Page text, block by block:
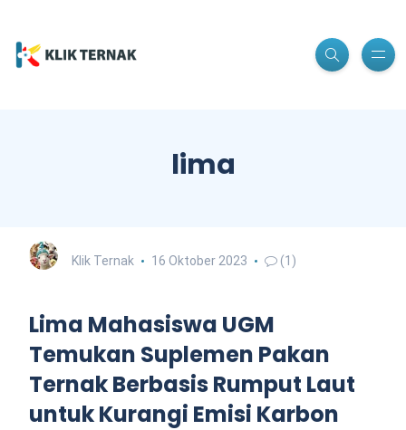
lima
Klik Ternak 16 Oktober 2023 (1)
Lima Mahasiswa UGM
Temukan Suplemen Pakan
Ternak Berbasis Rumput Laut
untuk Kurangi Emisi Karbon